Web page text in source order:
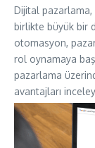
Dijital
birlikte büyük bir
otomasyon,
rol oynamaya
pazarlama
avantajları